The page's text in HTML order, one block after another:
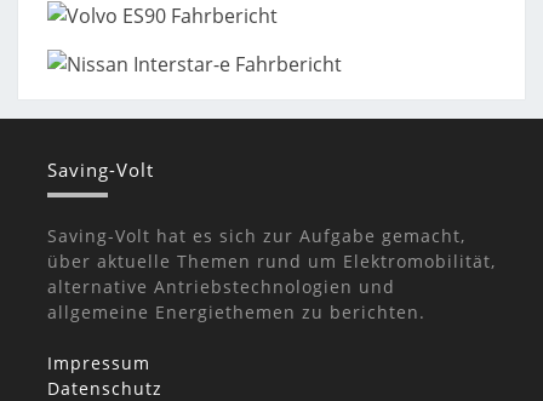
Saving-Volt
Saving-Volt hat es sich zur Aufgabe gemacht,
über aktuelle Themen rund um Elektromobilität,
alternative Antriebstechnologien und
allgemeine Energiethemen zu berichten.
Impressum
Datenschutz